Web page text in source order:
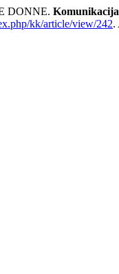
DONNE.
kk/article/view/242.